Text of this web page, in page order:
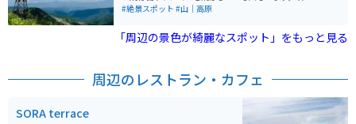
写真が撮れたら空いていればゆっくり出来るくらいのど
す。
#絶景スポット #山｜高原
「周辺の景色が綺麗なスポット」をもっと見る
周辺のレストラン・カフェ
SORA terrace